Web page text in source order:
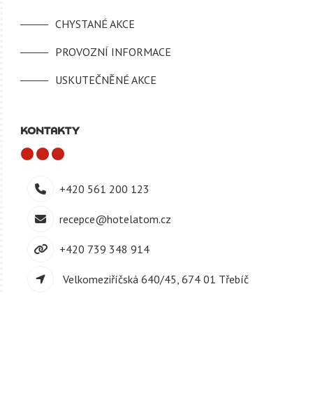
CHYSTANÉ AKCE
PROVOZNÍ INFORMACE
USKUTEČNĚNÉ AKCE
KONTAKTY
+420 561 200 123
recepce@hotelatom.cz
+420 739 348 914
Velkomeziříčská 640/45, 674 01 Třebíč